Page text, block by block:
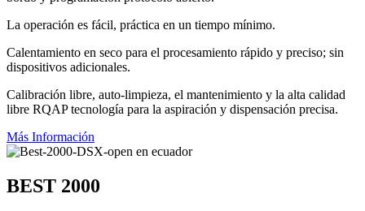
La operación es fácil, práctica en un tiempo mínimo.
Calentamiento en seco para el procesamiento rápido y preciso; sin
dispositivos adicionales.
Calibración libre, auto-limpieza, el mantenimiento y la alta calidad
libre RQAP tecnología para la aspiración y dispensación precisa.
Más Información
BEST 2000